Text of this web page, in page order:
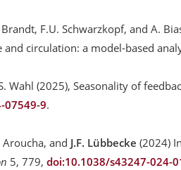
Brandt, F.U. Schwarzkopf, and A.
circulation: a model-based
Wahl (2025), Seasonality of
07549-9.
Aroucha, and J.F. Lübbecke (2024)
5, 779, doi:10.1038/s43247-024-